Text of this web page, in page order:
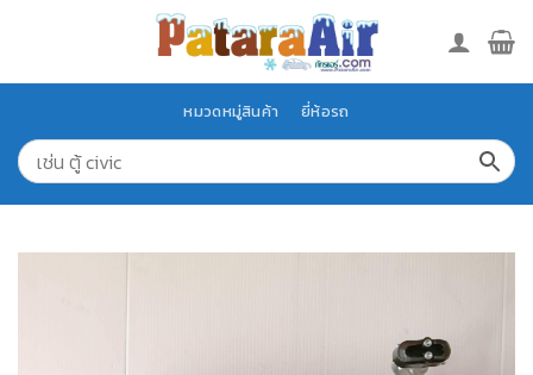
หมวดหมู่สินค้า ยี่ห้อรถ